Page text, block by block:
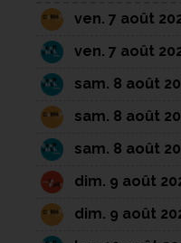
ven. 7 août
ven. 7 août
sam. 8 août
sam. 8 août
sam. 8 août
dim. 9 août
dim. 9 août